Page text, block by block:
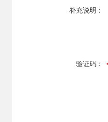
补充说明：
验证码：